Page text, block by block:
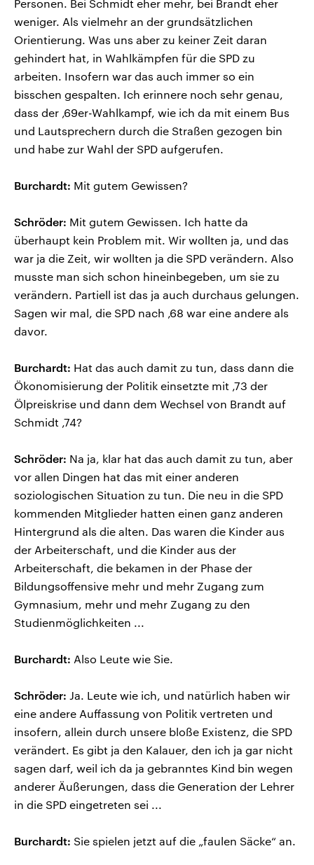
Personen. Bei Schmidt eher mehr, bei Brandt eher
weniger. Als vielmehr an der grundsätzlichen
Orientierung. Was uns aber zu keiner Zeit daran
gehindert hat, in Wahlkämpfen für die SPD zu
arbeiten. Insofern war das auch immer so ein
bisschen gespalten. Ich erinnere noch sehr genau,
dass der ‚69er-Wahlkampf, wie ich da mit einem Bus
und Lautsprechern durch die Straßen gezogen bin
und habe zur Wahl der SPD aufgerufen.
Burchardt: Mit gutem Gewissen?
Schröder: Mit gutem Gewissen. Ich hatte da
überhaupt kein Problem mit. Wir wollten ja, und das
war ja die Zeit, wir wollten ja die SPD verändern. Also
musste man sich schon hineinbegeben, um sie zu
verändern. Partiell ist das ja auch durchaus gelungen.
Sagen wir mal, die SPD nach ‚68 war eine andere als
davor.
Burchardt: Hat das auch damit zu tun, dass dann die
Ökonomisierung der Politik einsetzte mit ‚73 der
Ölpreiskrise und dann dem Wechsel von Brandt auf
Schmidt ‚74?
Schröder: Na ja, klar hat das auch damit zu tun, aber
vor allen Dingen hat das mit einer anderen
soziologischen Situation zu tun. Die neu in die SPD
kommenden Mitglieder hatten einen ganz anderen
Hintergrund als die alten. Das waren die Kinder aus
der Arbeiterschaft, und die Kinder aus der
Arbeiterschaft, die bekamen in der Phase der
Bildungsoffensive mehr und mehr Zugang zum
Gymnasium, mehr und mehr Zugang zu den
Studienmöglichkeiten ...
Burchardt: Also Leute wie Sie.
Schröder: Ja. Leute wie ich, und natürlich haben wir
eine andere Auffassung von Politik vertreten und
insofern, allein durch unsere bloße Existenz, die SPD
verändert. Es gibt ja den Kalauer, den ich ja gar nicht
sagen darf, weil ich da ja gebranntes Kind bin wegen
anderer Äußerungen, dass die Generation der Lehrer
in die SPD eingetreten sei ...
Burchardt: Sie spielen jetzt auf die „faulen Säcke“ an.